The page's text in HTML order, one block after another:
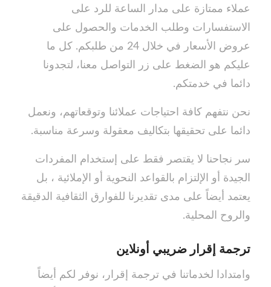
عملاء ممتازة على مدار الساعة للرد على
الاستفسارات وطلب الخدمات والحصول على
عروض الأسعار في خلال 24 من طلبكم. كل ما
عليكم هو الضغط على زر التواصل معنا، لتجدونا
دائما في خدمتكم.
نحن نتفهم كافة احتياجات عملائنا وتوقعاتهم، ونعمل
دائما على تحقيقها بتكاليف معقولة وسرعة مناسبة.
سر نجاحنا لا يقتصر فقط على إستخدام المفردات
الجيدة أو الإلتزام بالقواعد النحوية أو الإملائية ، بل
يعتمد أيضاً على مدى تقديرنا للفوارق الثقافية الدقيقة
والروح المحلية.
ترجمة إقرار ضريبي أونلاين
وامتدادا لخدماتنا في ترجمة إقرار، نوفر لكم أيضاً